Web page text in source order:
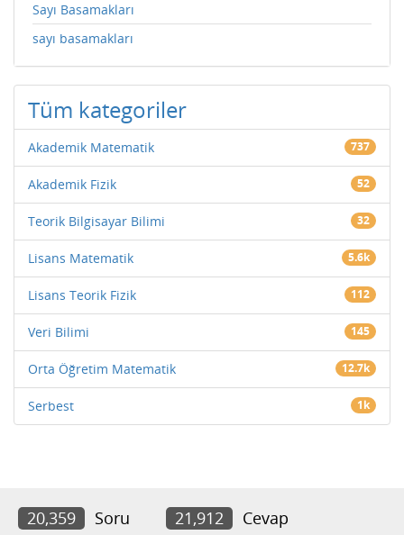
Sayı Basamakları
sayı basamakları
Tüm kategoriler
Akademik Matematik 737
Akademik Fizik 52
Teorik Bilgisayar Bilimi 32
Lisans Matematik 5.6k
Lisans Teorik Fizik 112
Veri Bilimi 145
Orta Öğretim Matematik 12.7k
Serbest 1k
20,359 Soru 21,912 Cevap